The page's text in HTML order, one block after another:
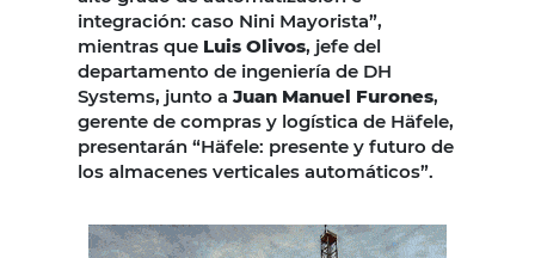
integración: caso Nini Mayorista”,
mientras que Luis Olivos, jefe del
departamento de ingeniería de DH
Systems, junto a Juan Manuel Furones,
gerente de compras y logística de Häfele,
presentarán “Häfele: presente y futuro de
los almacenes verticales automáticos”.